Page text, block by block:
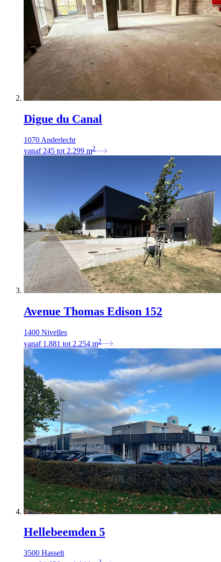
Digue du Canal
1070 Anderlecht
vanaf 245 tot 2.299 m2
Avenue Thomas Edison 152
1400 Nivelles
vanaf 1.881 tot 2.254 m2
Hellebeemden 5
3500 Hasselt